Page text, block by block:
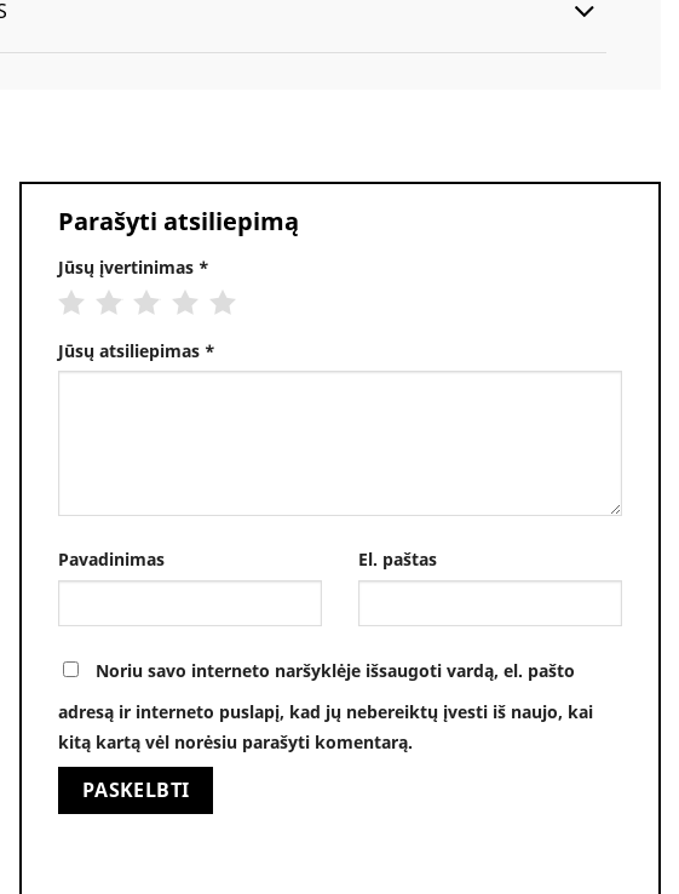
Parašyti atsiliepimą
Jūsų įvertinimas *
Jūsų atsiliepimas *
Pavadinimas El. paštas
Noriu savo interneto naršyklėje išsaugoti vardą, el. pašto
adresą ir interneto puslapį, kad jų nebereiktų įvesti iš naujo, kai
kitą kartą vėl norėsiu parašyti komentarą.
Alternative: